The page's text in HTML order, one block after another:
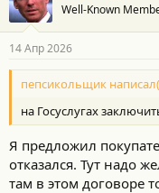
Well-Known
14 Апр 2026
пепсикольщик
на Госуслугах
Я предложил
отказался. Тут надо
там в этом договоре